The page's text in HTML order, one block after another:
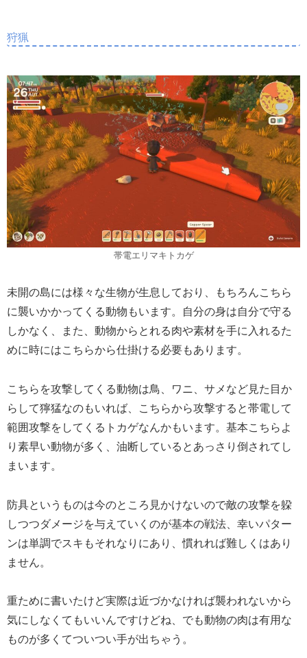
狩猟
帯電エリマキトカゲ
未開の島には様々な生物が生息しており、もちろんこちら
に襲いかかってくる動物もいます。自分の身は自分で守る
しかなく、また、動物からとれる肉や素材を手に入れるた
めに時にはこちらから仕掛ける必要もあります。
こちらを攻撃してくる動物は鳥、ワニ、サメなど見た目か
らして獰猛なのもいれば、こちらから攻撃すると帯電して
範囲攻撃をしてくるトカゲなんかもいます。基本こちらよ
り素早い動物が多く、油断しているとあっさり倒されてし
まいます。
防具というものは今のところ見かけないので敵の攻撃を躱
しつつダメージを与えていくのが基本の戦法、幸いパター
ンは単調でスキもそれなりにあり、慣れれば難しくはあり
ません。
重ために書いたけど実際は近づかなければ襲われないから
気にしなくてもいいんですけどね、でも動物の肉は有用な
ものが多くてついつい手が出ちゃう。